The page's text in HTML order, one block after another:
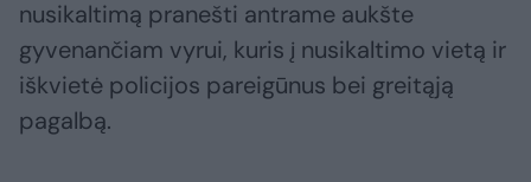
nusikaltimą pranešti antrame aukšte
gyvenančiam vyrui, kuris į nusikaltimo vietą ir
iškvietė policijos pareigūnus bei greitąją
pagalbą.